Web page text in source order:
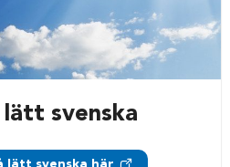
svenska
lätt svenska här